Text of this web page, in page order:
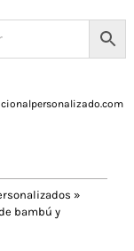
»
bambú y